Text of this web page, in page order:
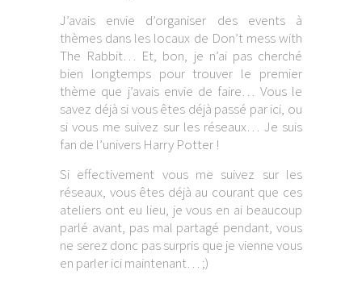
J’avais envie d’organiser des events à
thèmes dans les locaux de Don’t mess with
The Rabbit… Et, bon, je n’ai pas cherché
bien longtemps pour trouver le premier
thème que j’avais envie de faire… Vous le
savez déjà si vous êtes déjà passé par ici, ou
si vous me suivez sur les réseaux… Je suis
fan de l’univers Harry Potter !
Si effectivement vous me suivez sur les
réseaux, vous êtes déjà au courant que ces
ateliers ont eu lieu, je vous en ai beaucoup
parlé avant, pas mal partagé pendant, vous
ne serez donc pas surpris que je vienne vous
en parler ici maintenant… ;)